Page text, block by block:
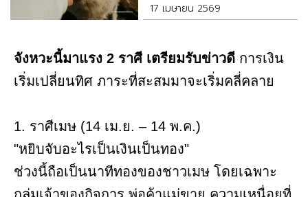
17 เมษายน 2569
จังหวะนี้มาแรง 2 ราศี เตรียมรับข่าวดี การเงิน
เริ่มเปลี่ยนทิศ ภาระที่สะสมมาจะเริ่มคลี่คลาย
1. ราศีเมษ (14 เม.ย. – 14 พ.ค.)
"หยิบจับอะไรเป็นเงินเป็นทอง"
ช่วงนี้ถือเป็นนาทีทองของชาวเมษ โดยเฉพาะ